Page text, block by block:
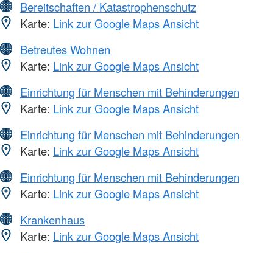
Bereitschaften / Katastrophenschutz
Karte: Link zur Google Maps Ansicht
Betreutes Wohnen
Karte: Link zur Google Maps Ansicht
Einrichtung für Menschen mit Behinderungen
Karte: Link zur Google Maps Ansicht
Einrichtung für Menschen mit Behinderungen
Karte: Link zur Google Maps Ansicht
Einrichtung für Menschen mit Behinderungen
Karte: Link zur Google Maps Ansicht
Krankenhaus
Karte: Link zur Google Maps Ansicht